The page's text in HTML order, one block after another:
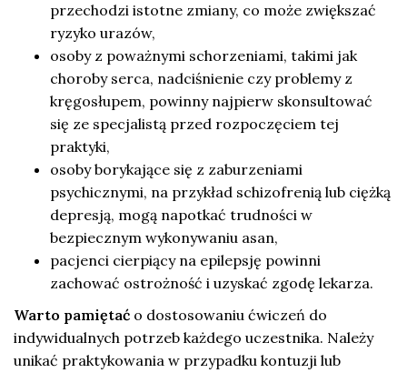
przechodzi istotne zmiany, co może zwiększać
ryzyko urazów,
osoby z poważnymi schorzeniami, takimi jak
choroby serca, nadciśnienie czy problemy z
kręgosłupem, powinny najpierw skonsultować
się ze specjalistą przed rozpoczęciem tej
praktyki,
osoby borykające się z zaburzeniami
psychicznymi, na przykład schizofrenią lub ciężką
depresją, mogą napotkać trudności w
bezpiecznym wykonywaniu asan,
pacjenci cierpiący na epilepsję powinni
zachować ostrożność i uzyskać zgodę lekarza.
Warto pamiętać o dostosowaniu ćwiczeń do
indywidualnych potrzeb każdego uczestnika. Należy
unikać praktykowania w przypadku kontuzji lub